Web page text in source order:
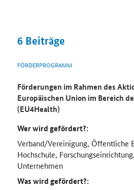
6 Beiträge
FÖRDERPROGRAMM
Förderungen im Rahmen des
Europäischen Union im Bereich
(EU4Health)
Wer wird gefördert?:
Verband/Vereinigung, Öffentliche
Hochschule,
Unternehmen
Was wird gefördert?: